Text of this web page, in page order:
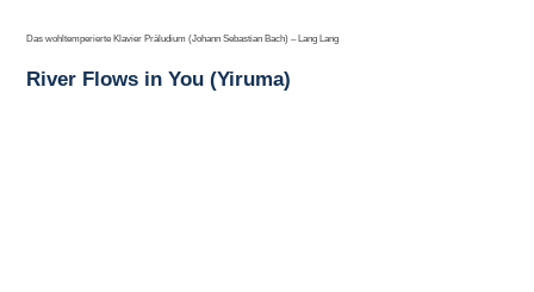
Das wohltemperierte Klavier Präludium (Johann Sebastian Bach) – Lang Lang
River Flows in You (Yiruma)